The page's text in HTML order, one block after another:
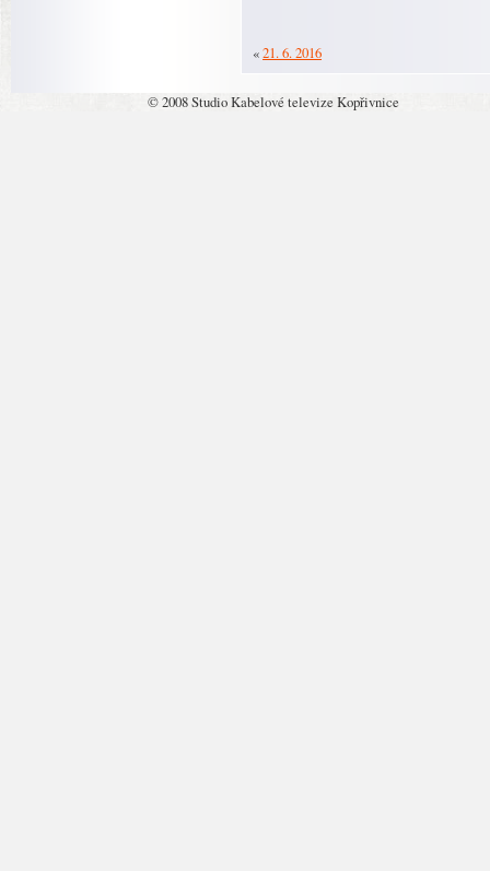
«21. 6. 2016
© 2008 Studio Kabelové televize Kopřivnice